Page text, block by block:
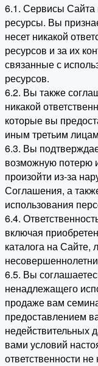
6.1. Сервисы Сайта
ресурсы. Вы
несет никакой
ресурсов и за их
связанные с
ресурсов.
6.2. Вы также
никакой
которые вы
иным третьим
6.3. Вы
возможную потерю
произойти из-за
Соглашения, а
использования
6.4.
включая
каталога на Сайте,
6.5. Вы
ненадлежащего
продаже вам
предоставлением
недействительных
вами условий
ответственности не